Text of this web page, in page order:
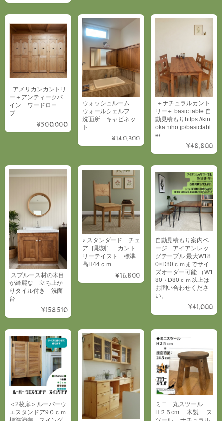
+アメリカンカントリ
ー＋アンティークパ
イン ワードロー
ブ
¥500,000
ウォッシュルーム
ウォールシェルフ
洗面所 キャビネッ
ト
¥140,300
.＋ナチュラルカント
リー＋ basic table 自
動見積もりhttps://kin
oka.hiho.jp/basictabl
e/
¥48,800
.スプルース材の木目
が綺麗な 立ち上が
りタイル付き 洗面
台
¥158,510
♪ スタンダード チェ
ア［彫刻］ カント
リーテイスト 標準
高H44ｃｍ
¥16,800
自動見積もり案内ペ
ージ アイアンレッ
グテーブル 最大W18
0×D80ｃｍまでサイ
ズオーダー可能 （W1
80・D80ｃｍ以上は
お問い合わせくださ
い。
¥41,000
＜2枚扉＞ルーバーウ
エスタンドア9０ｃｍ
標準塗装 スイング
ミニ 丸スツール
H２５cm 木製 ス
ツール ナチュラル